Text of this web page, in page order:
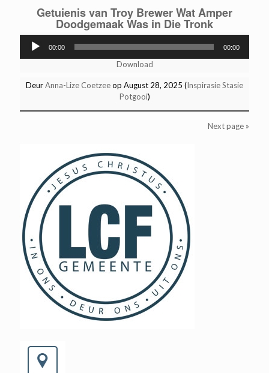
Getuienis van Troy Brewer Wat Amper
Doodgemaak Was in Die Tronk
Player
00:00 00:00
Download
DeurAnna-Lize Coetzeeop August 28, 2025 (Inspirasie Stasie
Potgooi)
Next page »